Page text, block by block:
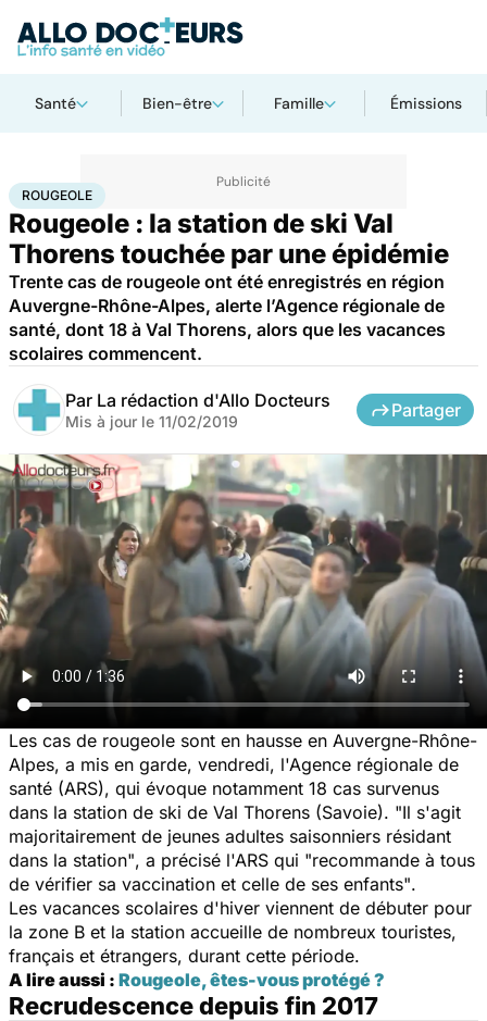
Santé Bien-être Famille Émissions
AccueilSanté Rougeole
ROUGEOLE
Rougeole : la station de ski Val
Thorens touchée par une épidémie
Trente cas de rougeole ont été enregistrés en région
Auvergne-Rhône-Alpes, alerte l’Agence régionale de
santé, dont 18 à Val Thorens, alors que les vacances
scolaires commencent.
Par La rédaction d'Allo Docteurs
Mis à jour le 11/02/2019
Partager
Les cas de rougeole sont en hausse en Auvergne-Rhône-
Alpes, a mis en garde, vendredi, l'Agence régionale de
santé (ARS), qui évoque notamment 18 cas survenus
dans la station de ski de Val Thorens (Savoie). "Il s'agit
majoritairement de jeunes adultes saisonniers résidant
dans la station", a précisé l'ARS qui "recommande à tous
de vérifier sa vaccination et celle de ses enfants".
Les vacances scolaires d'hiver viennent de débuter pour
la zone B et la station accueille de nombreux touristes,
français et étrangers, durant cette période.
A lire aussi : Rougeole, êtes-vous protégé ?
Recrudescence depuis fin 2017